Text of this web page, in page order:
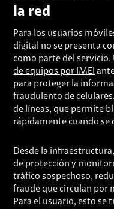
la red
Para los usuarios
digital no se presenta
como parte del servicio.
de equipos por IMEI
para proteger la
fraudulento de
de líneas, que permite
rápidamente cuando se
Desde la
de protección y
tráfico sospechoso,
fraude que circulan por
Para el usuario, esto se